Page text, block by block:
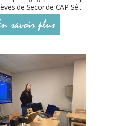
de Seconde CAP Sé...
savoir plus